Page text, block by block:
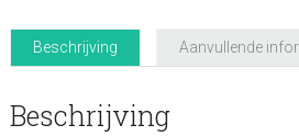
Beschrijving Aanvullende
Beschrijving